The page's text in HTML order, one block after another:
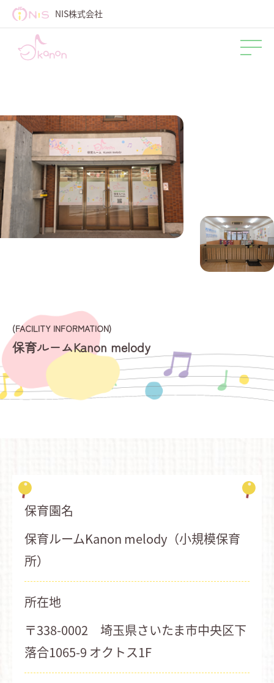
NIS株式会社
(FACILITY INFORMATION)
保育ルームKanon melody
保育園名
保育ルームKanon melody（小規模保育
所）
所在地
〒338-0002 埼玉県さいたま市中央区下
落合1065-9 オクトス1F